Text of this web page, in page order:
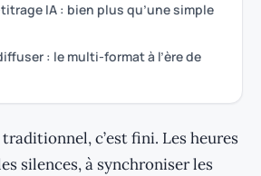
IA : bien plus qu’une simple
: le multi-format à l’ère de
c’est fini. Les heures
silences, à synchroniser les